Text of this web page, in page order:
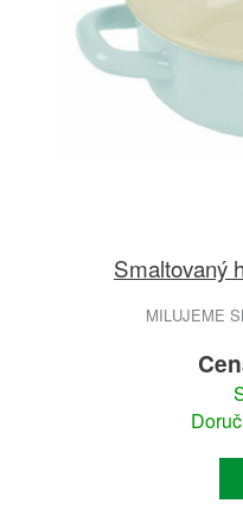
Smaltovaný
MILUJEME